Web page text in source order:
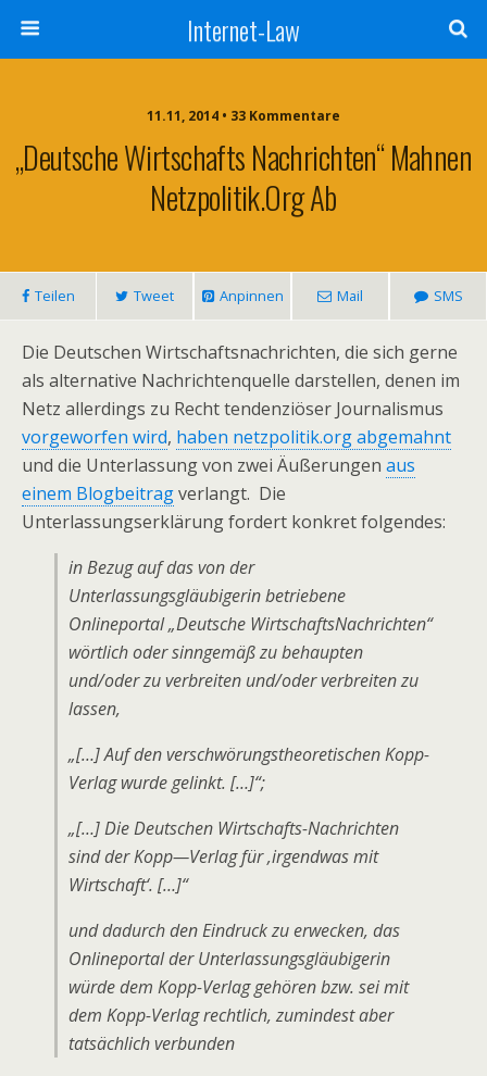
Internet-Law
11.11, 2014 • 33 Kommentare
„Deutsche Wirtschafts Nachrichten“ Mahnen
Netzpolitik.org Ab
Teilen Tweet Anpinnen Mail SMS
Die Deutschen Wirtschaftsnachrichten, die sich gerne
als alternative Nachrichtenquelle darstellen, denen im
Netz allerdings zu Recht tendenziöser Journalismus
vorgeworfen wird, haben netzpolitik.org abgemahnt
und die Unterlassung von zwei Äußerungen aus
einem Blogbeitragverlangt. Die
Unterlassungserklärung fordert konkret folgendes:
in Bezug auf das von der
Unterlassungsgläubigerin betriebene
Onlineportal „Deutsche WirtschaftsNachrichten“
wörtlich oder sinngemäß zu behaupten
und/oder zu verbreiten und/oder verbreiten zu
lassen,
„[…] Auf den verschwörungstheoretischen Kopp-
Verlag wurde gelinkt. […]“;
„[…] Die Deutschen Wirtschafts-Nachrichten
sind der Kopp—Verlag für ‚irgendwas mit
Wirtschaft‘. […]“
und dadurch den Eindruck zu erwecken, das
Onlineportal der Unterlassungsgläubigerin
würde dem Kopp-Verlag gehören bzw. sei mit
dem Kopp-Verlag rechtlich, zumindest aber
tatsächlich verbunden